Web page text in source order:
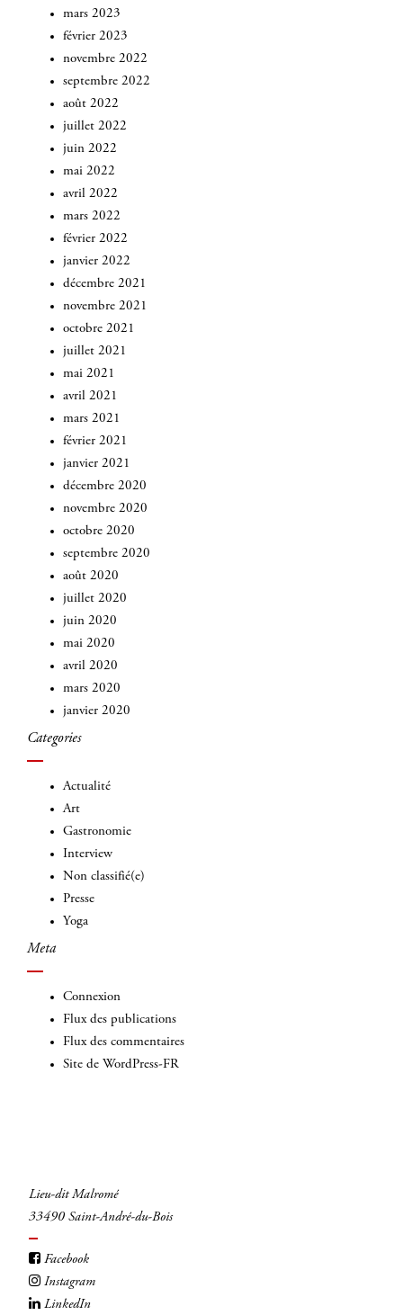
mars 2023
février 2023
novembre 2022
septembre 2022
août 2022
juillet 2022
juin 2022
mai 2022
avril 2022
mars 2022
février 2022
janvier 2022
décembre 2021
novembre 2021
octobre 2021
juillet 2021
mai 2021
avril 2021
mars 2021
février 2021
janvier 2021
décembre 2020
novembre 2020
octobre 2020
septembre 2020
août 2020
juillet 2020
juin 2020
mai 2020
avril 2020
mars 2020
janvier 2020
Categories
Actualité
Art
Gastronomie
Interview
Non classifié(e)
Presse
Yoga
Meta
Connexion
Flux des publications
Flux des commentaires
Site de WordPress-FR
Lieu-dit Malromé
33490 Saint-André-du-Bois
Facebook
Instagram
LinkedIn
INSCRIVEZ-VOUS